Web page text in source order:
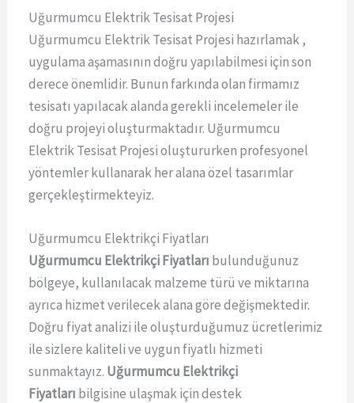
Uğurmumcu Elektrik Tesisat Projesi
Uğurmumcu Elektrik Tesisat Projesi hazırlamak ,
uygulama aşamasının doğru yapılabilmesi için son
derece önemlidir. Bunun farkında olan firmamız
tesisatı yapılacak alanda gerekli incelemeler ile
doğru projeyi oluşturmaktadır. Uğurmumcu
Elektrik Tesisat Projesi oluştururken profesyonel
yöntemler kullanarak her alana özel tasarımlar
gerçekleştirmekteyiz.
Uğurmumcu Elektrikçi Fiyatları
Uğurmumcu Elektrikçi Fiyatları bulunduğunuz
bölgeye, kullanılacak malzeme türü ve miktarına
ayrıca hizmet verilecek alana göre değişmektedir.
Doğru fiyat analizi ile oluşturduğumuz ücretlerimiz
ile sizlere kaliteli ve uygun fiyatlı hizmeti
sunmaktayız. Uğurmumcu Elektrikçi
Fiyatları bilgisine ulaşmak için destek